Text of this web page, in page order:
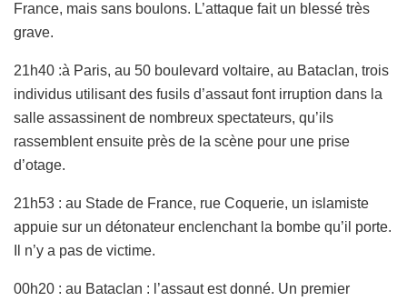
France, mais sans boulons. L’attaque fait un blessé très
grave.
21h40 :à Paris, au 50 boulevard voltaire, au Bataclan, trois
individus utilisant des fusils d’assaut font irruption dans la
salle assassinent de nombreux spectateurs, qu’ils
rassemblent ensuite près de la scène pour une prise
d’otage.
21h53 : au Stade de France, rue Coquerie, un islamiste
appuie sur un détonateur enclenchant la bombe qu’il porte.
Il n’y a pas de victime.
00h20 : au Bataclan : l’assaut est donné. Un premier